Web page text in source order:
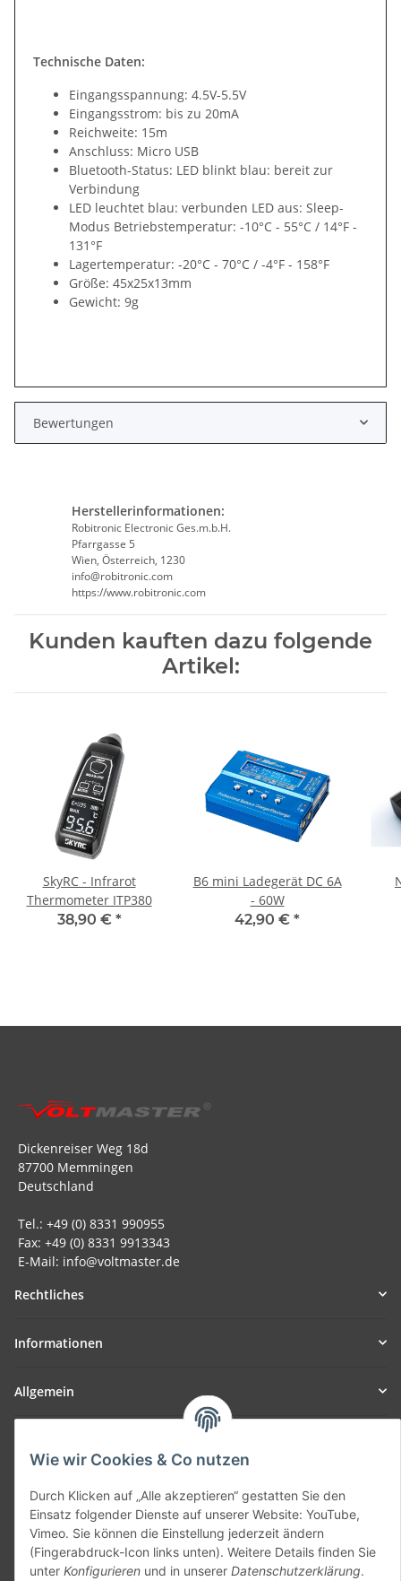
Wie wir Cookies & Co nutzen
Durch Klicken auf „Alle akzeptieren“ gestatten Sie den
Einsatz folgender Dienste auf unserer Website: YouTube,
Vimeo. Sie können die Einstellung jederzeit ändern
(Fingerabdruck-Icon links unten). Weitere Details finden Sie
unter Konfigurieren und in unserer Datenschutzerklärung.
Technische Daten:
Eingangsspannung: 4.5V-5.5V
Eingangsstrom: bis zu 20mA
Reichweite: 15m
Anschluss: Micro USB
Bluetooth-Status: LED blinkt blau: bereit zur
Verbindung
LED leuchtet blau: verbunden LED aus: Sleep-
Modus Betriebstemperatur: -10°C - 55°C / 14°F -
131°F
Lagertemperatur: -20°C - 70°C / -4°F - 158°F
Größe: 45x25x13mm
Gewicht: 9g
Bewertungen
Herstellerinformationen:
Robitronic Electronic Ges.m.b.H.
Pfarrgasse 5
Wien, Österreich, 1230
info@robitronic.com
https://www.robitronic.com
Kunden kauften dazu folgende
Artikel:
SkyRC - Infrarot
Thermometer ITP380
38,90 € *
B6 mini Ladegerät DC 6A
- 60W
42,90 € *
Dickenreiser Weg 18d
87700 Memmingen
Deutschland
Tel.: +49 (0) 8331 990955
Fax: +49 (0) 8331 9913343
E-Mail: info@voltmaster.de
Rechtliches
Informationen
Allgemein
SmoliTec - Safety. Simplified. Worldwide. ( B2B Shop )
Vertrag widerrufen